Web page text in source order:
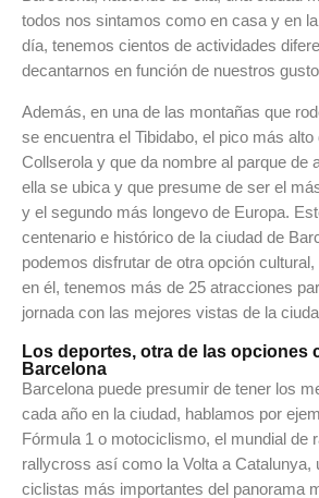
todos nos sintamos como en casa y en
día, tenemos cientos de actividades
decantarnos en función de nuestros
Además, en una de las montañas que
se encuentra el Tibidabo, el pico más alto
Collserola y que da nombre al parque de
ella se ubica y que presume de ser el
y el segundo más longevo de Europa.
centenario e histórico de la ciudad de
podemos disfrutar de otra opción
en él, tenemos más de 25 atracciones
jornada con las mejores vistas de la
Los deportes, otra de las opciones
Barcelona
Barcelona puede presumir de tener los
cada año en la ciudad, hablamos por
Fórmula 1 o motociclismo, el mundial de
rallycross así como la Volta a Catalunya,
ciclistas más importantes del panorama